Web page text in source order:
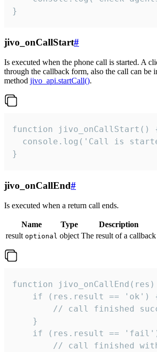
}
jivo_onCallStart#
Is executed when the phone call is started. A
through the callback form, also the call can be
method jivo_api.startCall().
function jivo_onCallStart()
console.log('Call is
}
jivo_onCallEnd#
Is executed when a return call ends.
Name Type
Description
result optional object The result of a callback
function
if (res.result == 'ok')
// call finished
    }
if (res.result ==
// call finished